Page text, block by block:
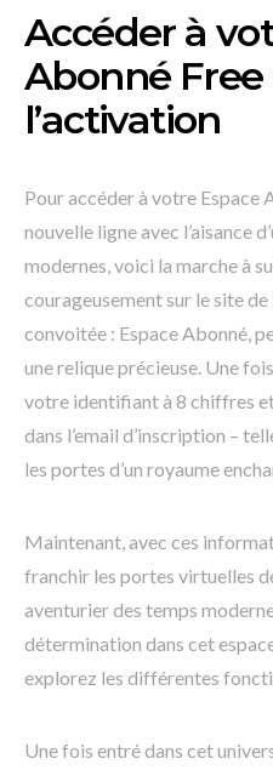
Accéder à
Abonné
l’activation
Pour accéder à votre Espace
nouvelle ligne avec l’aisance
modernes, voici la marche à
courageusement sur le site
convoitée : Espace Abonné,
une relique précieuse. Une
votre identifiant à 8 chiffres
dans l’email d’inscription –
les portes d’un royaume
Maintenant, avec ces
franchir les portes virtuelles
aventurier des temps
détermination dans cet
explorez les différentes
Une fois entré dans cet